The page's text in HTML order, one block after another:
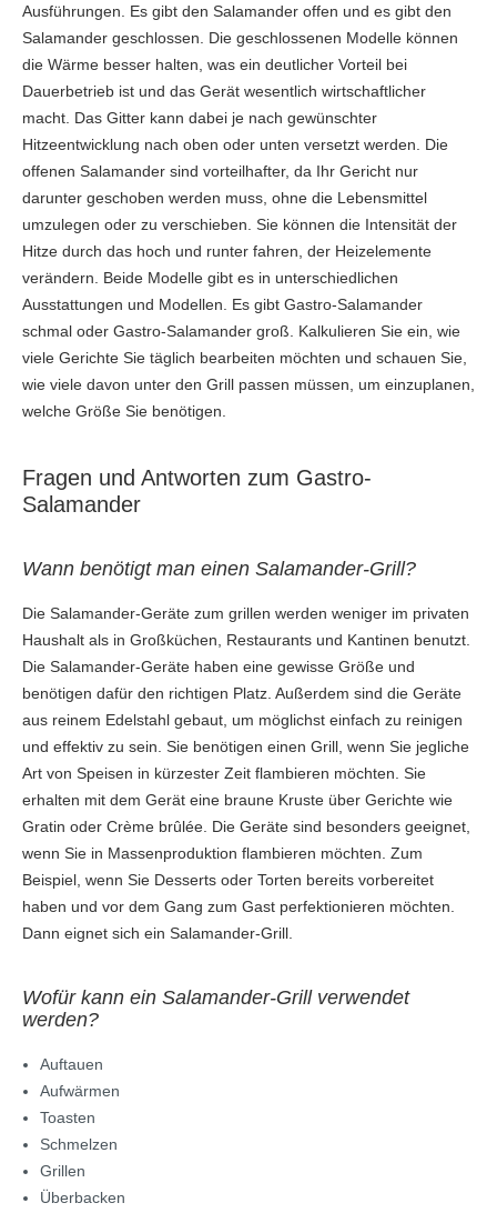
Ausführungen. Es gibt den Salamander offen und es gibt den
Salamander geschlossen. Die geschlossenen Modelle können
die Wärme besser halten, was ein deutlicher Vorteil bei
Dauerbetrieb ist und das Gerät wesentlich wirtschaftlicher
macht. Das Gitter kann dabei je nach gewünschter
Hitzeentwicklung nach oben oder unten versetzt werden. Die
offenen Salamander sind vorteilhafter, da Ihr Gericht nur
darunter geschoben werden muss, ohne die Lebensmittel
umzulegen oder zu verschieben. Sie können die Intensität der
Hitze durch das hoch und runter fahren, der Heizelemente
verändern. Beide Modelle gibt es in unterschiedlichen
Ausstattungen und Modellen. Es gibt Gastro-Salamander
schmal oder Gastro-Salamander groß. Kalkulieren Sie ein, wie
viele Gerichte Sie täglich bearbeiten möchten und schauen Sie,
wie viele davon unter den Grill passen müssen, um einzuplanen,
welche Größe Sie benötigen.
Fragen und Antworten zum Gastro-
Salamander
Wann benötigt man einen Salamander-Grill?
Die Salamander-Geräte zum grillen werden weniger im privaten
Haushalt als in Großküchen, Restaurants und Kantinen benutzt.
Die Salamander-Geräte haben eine gewisse Größe und
benötigen dafür den richtigen Platz. Außerdem sind die Geräte
aus reinem Edelstahl gebaut, um möglichst einfach zu reinigen
und effektiv zu sein. Sie benötigen einen Grill, wenn Sie jegliche
Art von Speisen in kürzester Zeit flambieren möchten. Sie
erhalten mit dem Gerät eine braune Kruste über Gerichte wie
Gratin oder Crème brûlée. Die Geräte sind besonders geeignet,
wenn Sie in Massenproduktion flambieren möchten. Zum
Beispiel, wenn Sie Desserts oder Torten bereits vorbereitet
haben und vor dem Gang zum Gast perfektionieren möchten.
Dann eignet sich ein Salamander-Grill.
Wofür kann ein Salamander-Grill verwendet
werden?
Auftauen
Aufwärmen
Toasten
Schmelzen
Grillen
Überbacken